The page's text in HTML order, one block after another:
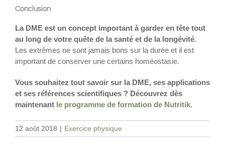
Conclusion
La DME est un concept important à garder en tête tout
au long de votre quête de la santé et de la longévité.
Les extrêmes ne sont jamais bons sur la durée et il est
important de conserver une certains homéostasie.
Vous souhaitez tout savoir sur la DME, ses applications
et ses références scientifiques ? Découvrez dès
maintenant le programme de formation de Nutritik.
12 août 2018 | Exercice physique